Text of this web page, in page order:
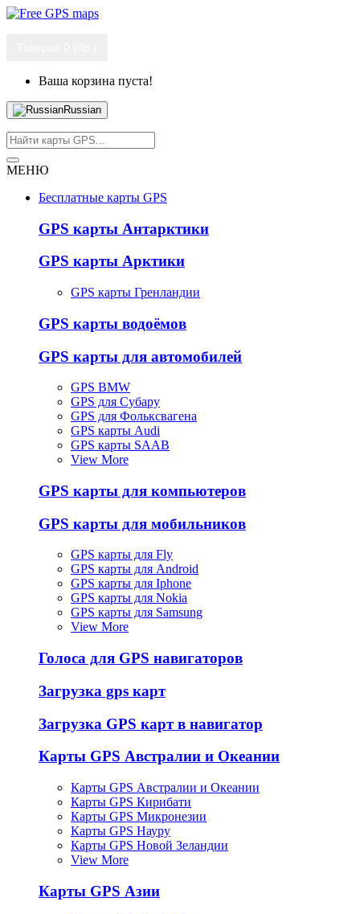
Ваша корзина пуста!
Russian
МЕНЮ
Бесплатные карты GPS
GPS карты Антарктики
GPS карты Арктики
GPS карты Гренландии
GPS карты водоёмов
GPS карты для автомобилей
GPS BMW
GPS для Субару
GPS для Фольксвагена
GPS карты Audi
GPS карты SAAB
View More
GPS карты для компьютеров
GPS карты для мобильников
GPS карты для Fly
GPS карты для Android
GPS карты для Iphone
GPS карты для Nokia
GPS карты для Samsung
View More
Голоса для GPS навигаторов
Загрузка gps карт
Загрузка GPS карт в навигатор
Карты GPS Австралии и Океании
Карты GPS Австралии и Океании
Карты GPS Кирибати
Карты GPS Микронезии
Карты GPS Науру
Карты GPS Новой Зеландии
View More
Карты GPS Азии